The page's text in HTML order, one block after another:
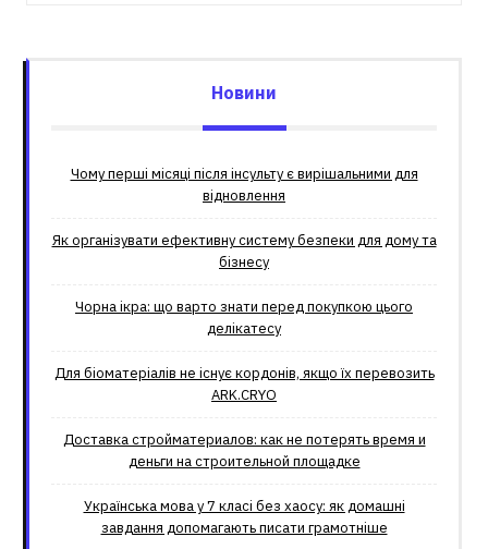
Новини
Чому перші місяці після інсульту є вирішальними для
відновлення
Як організувати ефективну систему безпеки для дому та
бізнесу
Чорна ікра: що варто знати перед покупкою цього
делікатесу
Для біоматеріалів не існує кордонів, якщо їх перевозить
ARK.CRYO
Доставка стройматериалов: как не потерять время и
деньги на строительной площадке
Українська мова у 7 класі без хаосу: як домашні
завдання допомагають писати грамотніше